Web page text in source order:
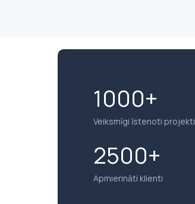
1000+
Veiksmīgi īstenoti projekti
2500+
Apmierināti klienti